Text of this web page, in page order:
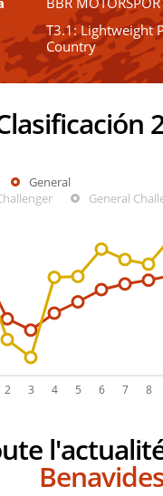
T3.1: Lightweight
Country
Clasificación
General
General